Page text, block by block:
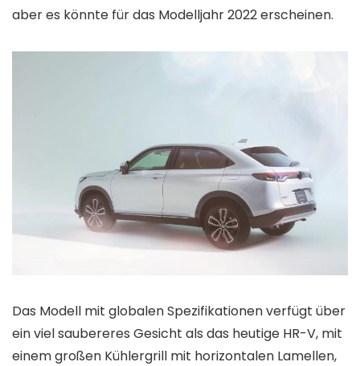
aber es könnte für das Modelljahr 2022 erscheinen.
Das Modell mit globalen Spezifikationen verfügt über
ein viel saubereres Gesicht als das heutige HR-V, mit
einem großen Kühlergrill mit horizontalen Lamellen,